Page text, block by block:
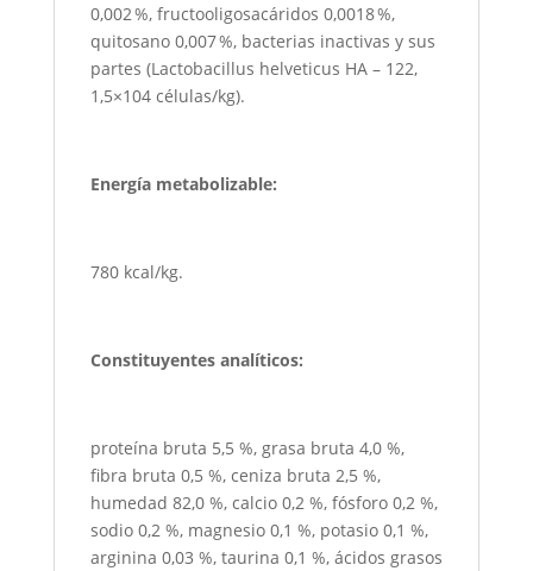
0,002 %, fructooligosacáridos 0,0018 %,
quitosano 0,007 %, bacterias inactivas y sus
partes (Lactobacillus helveticus HA – 122,
1,5×104 células/kg).
Energía metabolizable:
780 kcal/kg.
Constituyentes analíticos:
proteína bruta 5,5 %, grasa bruta 4,0 %,
fibra bruta 0,5 %, ceniza bruta 2,5 %,
humedad 82,0 %, calcio 0,2 %, fósforo 0,2 %,
sodio 0,2 %, magnesio 0,1 %, potasio 0,1 %,
arginina 0,03 %, taurina 0,1 %, ácidos grasos